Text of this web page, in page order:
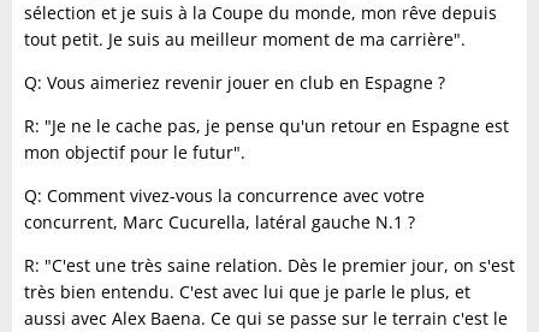
sélection et je suis à la Coupe du monde, mon rêve depuis
tout petit. Je suis au meilleur moment de ma carrière".
Q: Vous aimeriez revenir jouer en club en Espagne ?
R: "Je ne le cache pas, je pense qu'un retour en Espagne est
mon objectif pour le futur".
Q: Comment vivez-vous la concurrence avec votre
concurrent, Marc Cucurella, latéral gauche N.1 ?
R: "C'est une très saine relation. Dès le premier jour, on s'est
très bien entendu. C'est avec lui que je parle le plus, et
aussi avec Alex Baena. Ce qui se passe sur le terrain c'est le